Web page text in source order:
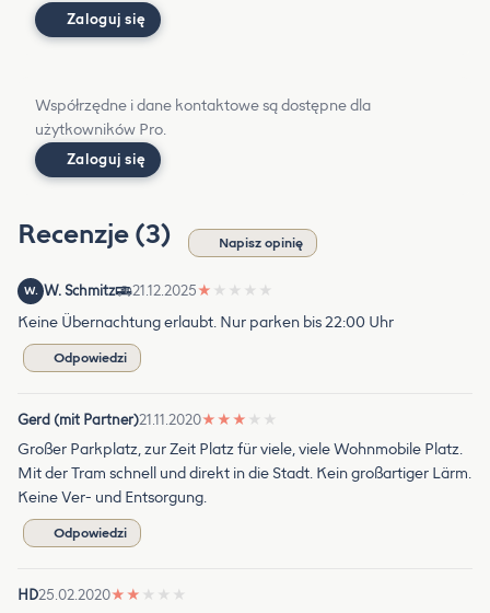
Zaloguj się
Współrzędne i dane kontaktowe są dostępne dla
użytkowników Pro.
Zaloguj się
Recenzje (3) Napisz opinię
W. W. Schmitz 21.12.2025★ ★ ★ ★ ★
Keine Übernachtung erlaubt. Nur parken bis 22:00 Uhr
Odpowiedzi
Gerd (mit Partner)21.11.2020★ ★ ★ ★ ★
Großer Parkplatz, zur Zeit Platz für viele, viele Wohnmobile Platz.
Mit der Tram schnell und direkt in die Stadt. Kein großartiger Lärm.
Keine Ver- und Entsorgung.
Odpowiedzi
HD25.02.2020★ ★ ★ ★ ★